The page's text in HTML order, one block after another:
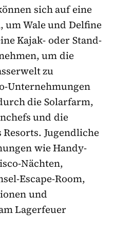
sich auf eine
um Wale und Delfine
Kajak- oder Stand-
um die
zu
Unternehmungen
die Solarfarm,
und die
Jugendliche
wie Handy-
Nächten,
Escape-Room,
und
Lagerfeuer